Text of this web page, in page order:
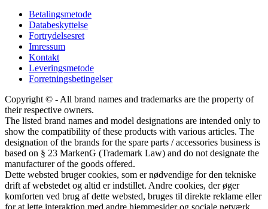
Betalingsmetode
Databeskyttelse
Fortrydelsesret
Imressum
Kontakt
Leveringsmetode
Forretningsbetingelser
Copyright © - All brand names and trademarks are the property of
their respective owners.
The listed brand names and model designations are intended only to
show the compatibility of these products with various articles. The
designation of the brands for the spare parts / accessories business is
based on § 23 MarkenG (Trademark Law) and do not designate the
manufacturer of the goods offered.
Dette websted bruger cookies, som er nødvendige for den tekniske
drift af webstedet og altid er indstillet. Andre cookies, der øger
komforten ved brug af dette websted, bruges til direkte reklame eller
for at lette interaktion med andre hjemmesider og sociale netværk,